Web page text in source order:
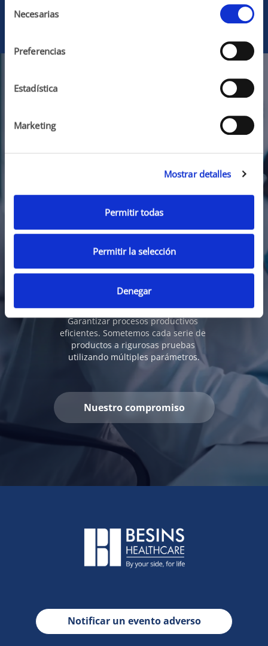
deNecesarias
Preferencias
Estadística
Marketing
Mostrar detalles
Permitir todas
Permitir la selección
Denegar
Nuestro compromiso
Nuestro compromiso con la calidad se
nuestros productos innovadores sean
creados en fábricas que se adhieren a
la misma altos estándares de
producción y priorizar el uso de
garantiza la coherencia en todas las
ubicaciones, mientras que equipos de
última generación y un equipo de
especialistas altamente calificados
Garantizar procesos productivos
eficientes. Sometemos cada serie de
productos a rigurosas pruebas
utilizando múltiples parámetros.
Nuestro compromiso
Notificar un evento adverso